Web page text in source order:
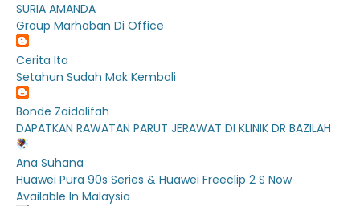
SURIA AMANDA
Group Marhaban Di Office
Cerita Ita
Setahun Sudah Mak Kembali
Bonde Zaidalifah
DAPATKAN RAWATAN PARUT JERAWAT DI KLINIK DR BAZILAH
Ana Suhana
Huawei Pura 90s Series & Huawei Freeclip 2 S Now
Available In Malaysia